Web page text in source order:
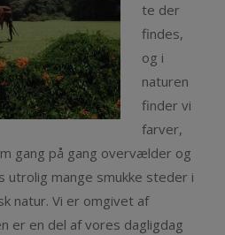
te der
findes,
og i
naturen
finder vi
farver,
gang på gang overvælder og
utrolig mange smukke steder i
natur. Vi er omgivet af
er en del af vores dagligdag